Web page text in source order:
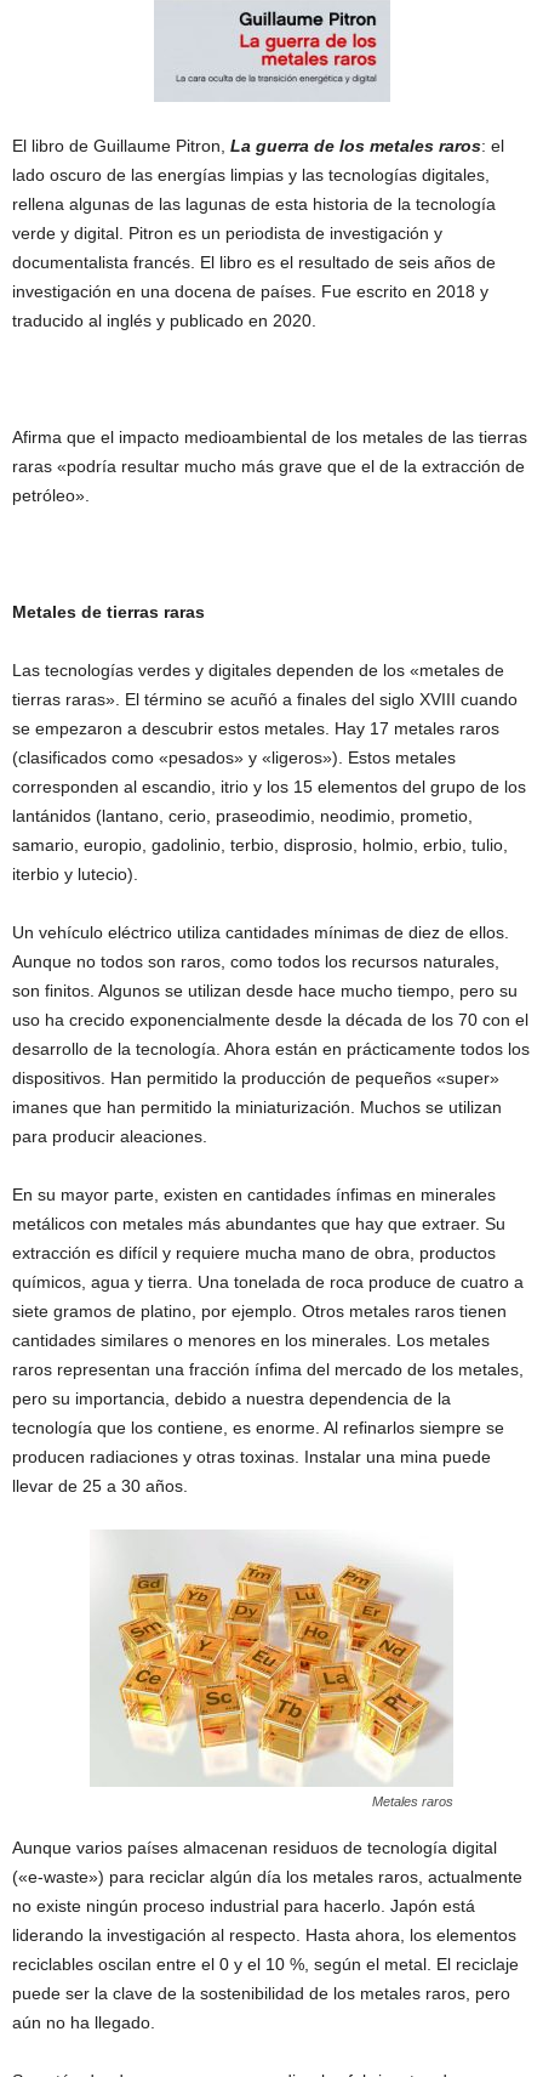
El libro de Guillaume Pitron, La guerra de los metales raros: el
lado oscuro de las energías limpias y las tecnologías digitales,
rellena algunas de las lagunas de esta historia de la tecnología
verde y digital. Pitron es un periodista de investigación y
documentalista francés. El libro es el resultado de seis años de
investigación en una docena de países. Fue escrito en 2018 y
traducido al inglés y publicado en 2020.
Afirma que el impacto medioambiental de los metales de las tierras
raras «podría resultar mucho más grave que el de la extracción de
petróleo».
Metales de tierras raras
Las tecnologías verdes y digitales dependen de los «metales de
tierras raras». El término se acuñó a finales del siglo XVIII cuando
se empezaron a descubrir estos metales. Hay 17 metales raros
(clasificados como «pesados» y «ligeros»). Estos metales
corresponden al escandio, itrio y los 15 elementos del grupo de los
lantánidos (lantano, cerio, praseodimio, neodimio, prometio,
samario, europio, gadolinio, terbio, disprosio, holmio, erbio, tulio,
iterbio y lutecio).
Un vehículo eléctrico utiliza cantidades mínimas de diez de ellos.
Aunque no todos son raros, como todos los recursos naturales,
son finitos. Algunos se utilizan desde hace mucho tiempo, pero su
uso ha crecido exponencialmente desde la década de los 70 con el
desarrollo de la tecnología. Ahora están en prácticamente todos los
dispositivos. Han permitido la producción de pequeños «super»
imanes que han permitido la miniaturización. Muchos se utilizan
para producir aleaciones.
En su mayor parte, existen en cantidades ínfimas en minerales
metálicos con metales más abundantes que hay que extraer. Su
extracción es difícil y requiere mucha mano de obra, productos
químicos, agua y tierra. Una tonelada de roca produce de cuatro a
siete gramos de platino, por ejemplo. Otros metales raros tienen
cantidades similares o menores en los minerales. Los metales
raros representan una fracción ínfima del mercado de los metales,
pero su importancia, debido a nuestra dependencia de la
tecnología que los contiene, es enorme. Al refinarlos siempre se
producen radiaciones y otras toxinas. Instalar una mina puede
llevar de 25 a 30 años.
Metales raros
Aunque varios países almacenan residuos de tecnología digital
(«e-waste») para reciclar algún día los metales raros, actualmente
no existe ningún proceso industrial para hacerlo. Japón está
liderando la investigación al respecto. Hasta ahora, los elementos
reciclables oscilan entre el 0 y el 10 %, según el metal. El reciclaje
puede ser la clave de la sostenibilidad de los metales raros, pero
aún no ha llegado.